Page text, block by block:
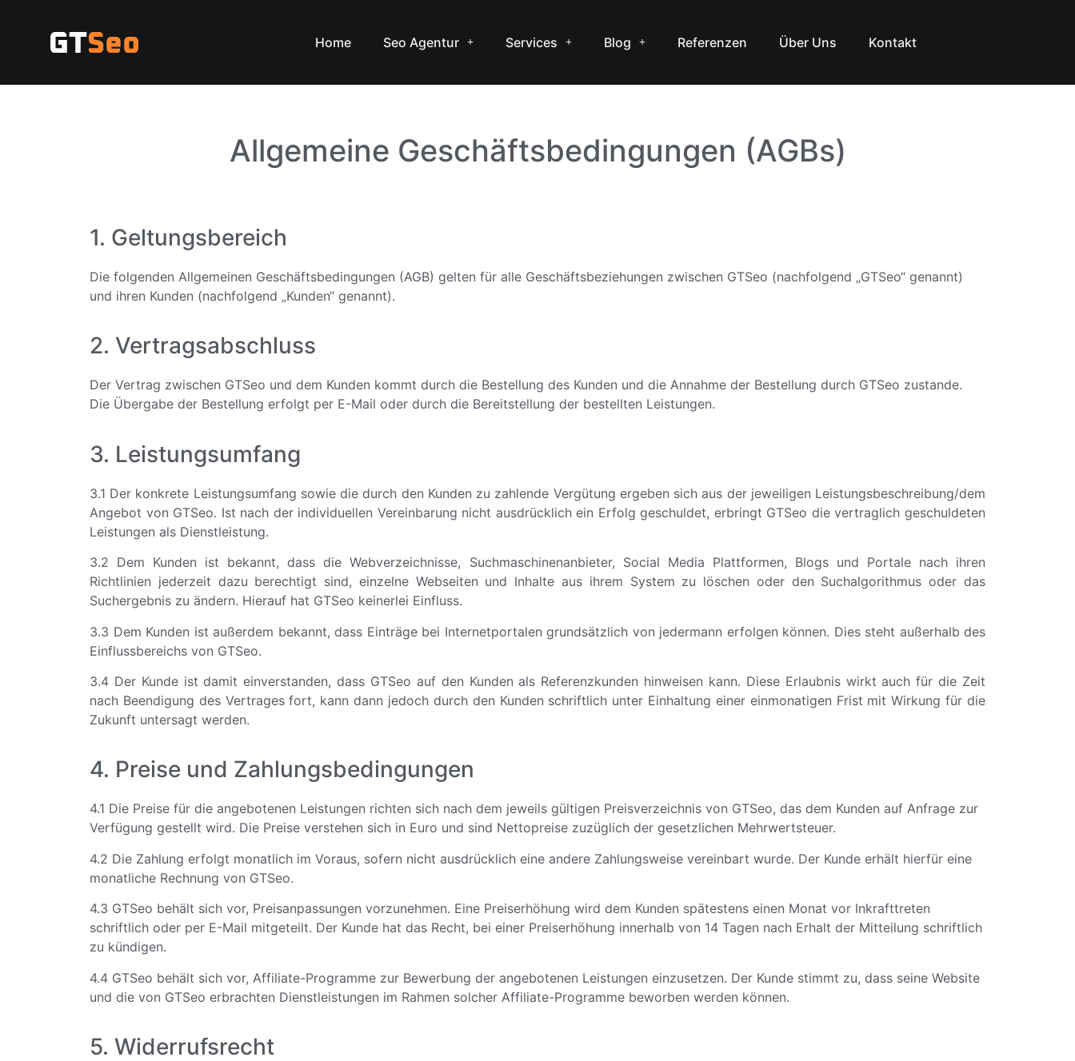
Home Seo Agentur Services Blog Referenzen Über Uns Kontakt
Allgemeine Geschäftsbedingungen (AGBs)
1. Geltungsbereich
Die folgenden Allgemeinen Geschäftsbedingungen (AGB) gelten für alle Geschäftsbeziehungen zwischen GTSeo (nachfolgend „GTSeo“ genannt)
und ihren Kunden (nachfolgend „Kunden“ genannt).
2. Vertragsabschluss
Der Vertrag zwischen GTSeo und dem Kunden kommt durch die Bestellung des Kunden und die Annahme der Bestellung durch GTSeo zustande.
Die Übergabe der Bestellung erfolgt per E-Mail oder durch die Bereitstellung der bestellten Leistungen.
3. Leistungsumfang
3.1 Der konkrete Leistungsumfang sowie die durch den Kunden zu zahlende Vergütung ergeben sich aus der jeweiligen Leistungsbeschreibung/dem
Angebot von GTSeo. Ist nach der individuellen Vereinbarung nicht ausdrücklich ein Erfolg geschuldet, erbringt GTSeo die vertraglich geschuldeten
Leistungen als Dienstleistung.
3.2 Dem Kunden ist bekannt, dass die Webverzeichnisse, Suchmaschinenanbieter, Social Media Plattformen, Blogs und Portale nach ihren
Richtlinien jederzeit dazu berechtigt sind, einzelne Webseiten und Inhalte aus ihrem System zu löschen oder den Suchalgorithmus oder das
Suchergebnis zu ändern. Hierauf hat GTSeo keinerlei Einfluss.
3.3 Dem Kunden ist außerdem bekannt, dass Einträge bei Internetportalen grundsätzlich von jedermann erfolgen können. Dies steht außerhalb des
Einflussbereichs von GTSeo.
3.4 Der Kunde ist damit einverstanden, dass GTSeo auf den Kunden als Referenzkunden hinweisen kann. Diese Erlaubnis wirkt auch für die Zeit
nach Beendigung des Vertrages fort, kann dann jedoch durch den Kunden schriftlich unter Einhaltung einer einmonatigen Frist mit Wirkung für die
Zukunft untersagt werden.
4. Preise und Zahlungsbedingungen
4.1 Die Preise für die angebotenen Leistungen richten sich nach dem jeweils gültigen Preisverzeichnis von GTSeo, das dem Kunden auf Anfrage zur
Verfügung gestellt wird. Die Preise verstehen sich in Euro und sind Nettopreise zuzüglich der gesetzlichen Mehrwertsteuer.
4.2 Die Zahlung erfolgt monatlich im Voraus, sofern nicht ausdrücklich eine andere Zahlungsweise vereinbart wurde. Der Kunde erhält hierfür eine
monatliche Rechnung von GTSeo.
4.3 GTSeo behält sich vor, Preisanpassungen vorzunehmen. Eine Preiserhöhung wird dem Kunden spätestens einen Monat vor Inkrafttreten
schriftlich oder per E-Mail mitgeteilt. Der Kunde hat das Recht, bei einer Preiserhöhung innerhalb von 14 Tagen nach Erhalt der Mitteilung schriftlich
zu kündigen.
4.4 GTSeo behält sich vor, Affiliate-Programme zur Bewerbung der angebotenen Leistungen einzusetzen. Der Kunde stimmt zu, dass seine Website
und die von GTSeo erbrachten Dienstleistungen im Rahmen solcher Affiliate-Programme beworben werden können.
5. Widerrufsrecht